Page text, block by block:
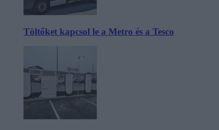
Töltőket kapcsol le a Metro és a Tesco